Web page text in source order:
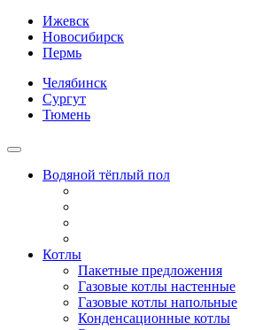
Ижевск
Новосибирск
Пермь
Челябинск
Сургут
Тюмень
Водяной тёплый пол
Котлы
Пакетные предложения
Газовые котлы настенные
Газовые котлы напольные
Конденсационные котлы